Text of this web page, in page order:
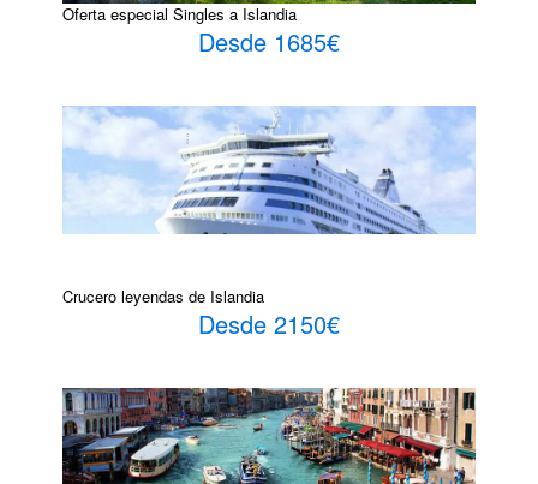
Oferta especial Singles a Islandia
Desde 1685€
Crucero leyendas de Islandia
Desde 2150€